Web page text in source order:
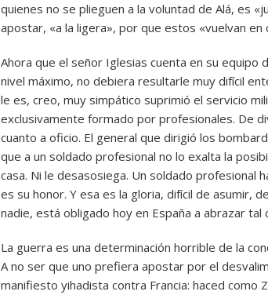
quienes no se plieguen a la voluntad de Alá, es
apostar, «a la ligera», por que estos «vuelvan en
Ahora que el señor Iglesias cuenta en su equipo
nivel máximo, no debiera resultarle muy difícil
le es, creo, muy simpático suprimió el servicio
exclusivamente formado por profesionales. De
cuanto a oficio. El general que dirigió los
que a un soldado profesional no lo exalta la
casa. Ni le desasosiega. Un soldado profesional
es su honor. Y esa es la gloria, difícil de asumir,
nadie, está obligado hoy en España a abrazar tal
La guerra es una determinación horrible de la
A no ser que uno prefiera apostar por el
manifiesto yihadista contra Francia: haced como